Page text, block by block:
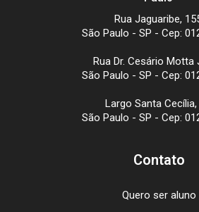
Rua Jaguaribe,
São Paulo - SP - Cep:
Rua Dr. Cesário Motta
São Paulo - SP - Cep:
Largo Santa
São Paulo - SP - Cep:
Contato
Quero ser aluno